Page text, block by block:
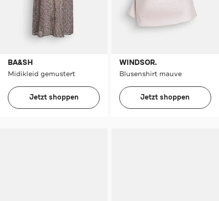
BA&SH
Midikleid gemustert
Jetzt shoppen
WINDSOR.
Blusenshirt mauve
Jetzt shoppen